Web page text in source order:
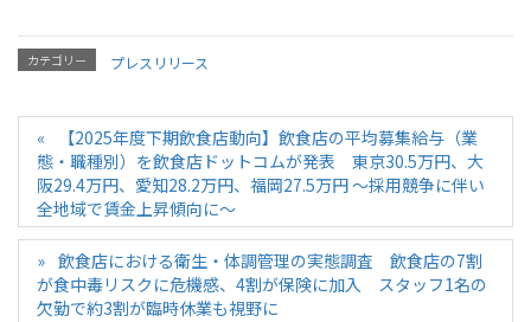
カテゴリー プレスリリース
【2025年度下期飲食店動向】飲食店の平均募集給与（業
態・職種別）を飲食店ドットコムが発表 東京30.5万円、大
阪29.4万円、愛知28.2万円、福岡27.5万円 ～採用競争に伴い
全地域で賃金上昇傾向に～
飲食店における衛生・体調管理の実態調査 飲食店の7割
が食中毒リスクに危機感、4割が保険に加入 スタッフ1名の
欠勤で約3割が臨時休業も視野に